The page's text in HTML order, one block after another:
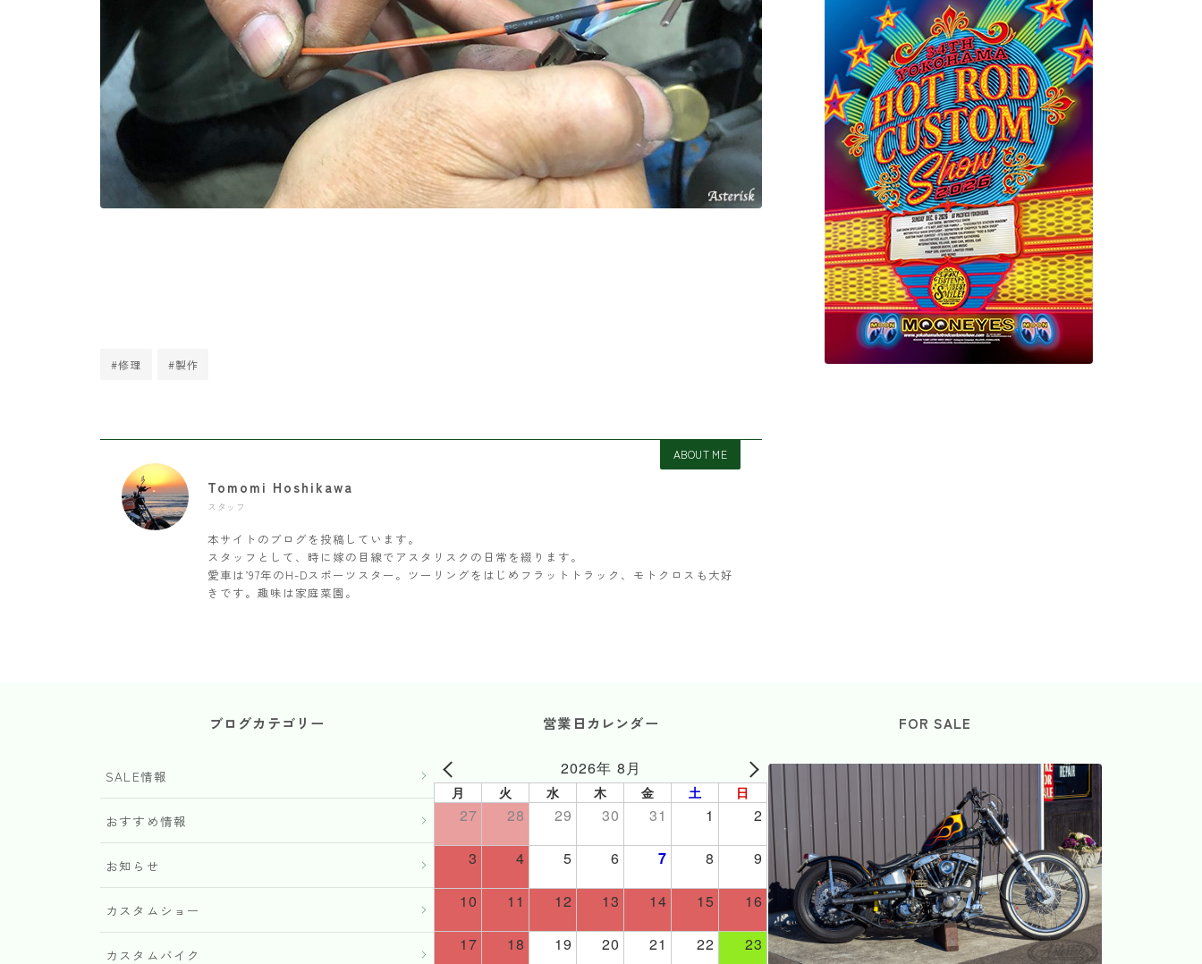
#修理 #製作
ABOUT ME
Tomomi Hoshikawa
スタッフ
本サイトのブログを投稿しています。
スタッフとして、時に嫁の目線でアスタリスクの日常を綴ります。
愛車は’97年のH-Dスポーツスター。ツーリングをはじめフラットトラック、モトクロスも大好
きです。趣味は家庭菜園。
ブログカテゴリー
SALE情報
おすすめ情報
お知らせ
カスタムショー
カスタムバイク
営業日カレンダー
2026年 8月
月 火 水 木 金 土 日
27 28 29 30 31 1 2
3 4 5 6 7 8 9
10 11 12 13 14 15 16
17 18 19 20 21 22 23
FOR SALE